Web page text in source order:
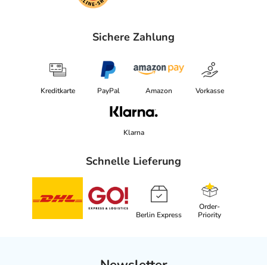
Sichere Zahlung
Kreditkarte PayPal Amazon Vorkasse
Klarna
Schnelle Lieferung
Berlin Express
Order-
Priority